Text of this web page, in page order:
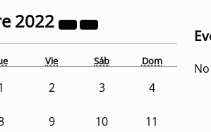
2022
Vie Sáb Dom
2 3 4
9 10 11